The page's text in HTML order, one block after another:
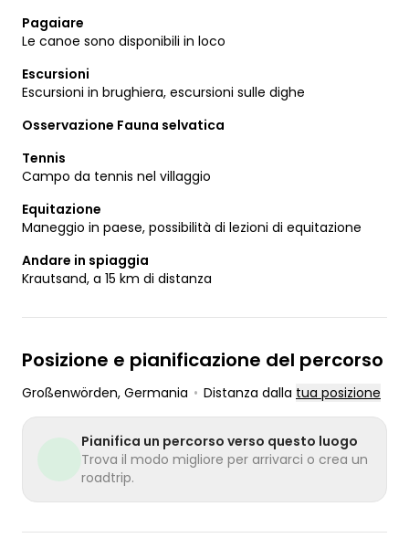
Pagaiare
Le canoe sono disponibili in loco
Escursioni
Escursioni in brughiera, escursioni sulle dighe
Osservazione Fauna selvatica
Tennis
Campo da tennis nel villaggio
Equitazione
Maneggio in paese, possibilità di lezioni di equitazione
Andare in spiaggia
Krautsand, a 15 km di distanza
Posizione e pianificazione del percorso
Großenwörden, Germania • Distanza dalla tua posizione
Pianifica un percorso verso questo luogo
Trova il modo migliore per arrivarci o crea un
roadtrip.